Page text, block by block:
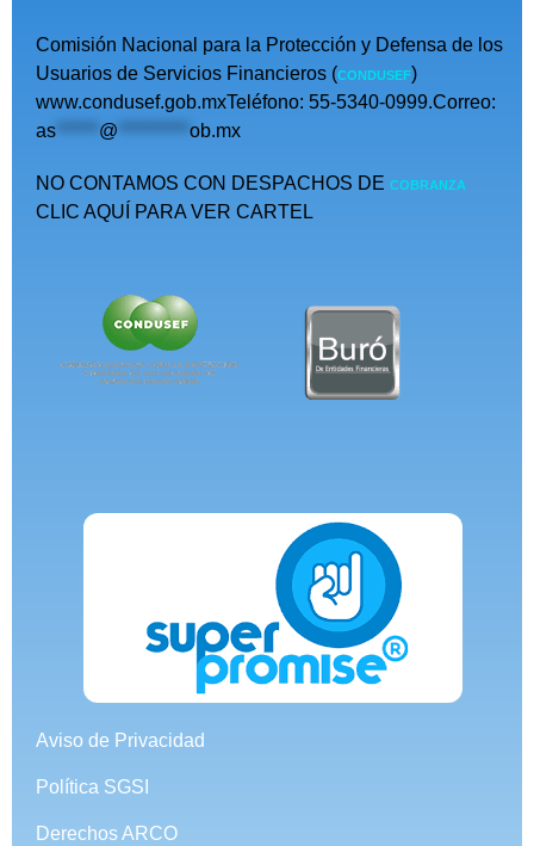
Comisión Nacional para la Protección y Defensa de los
Usuarios de Servicios Financieros (CONDUSEF)
www.condusef.gob.mxTeléfono: 55-5340-0999.Correo:
as ****** @ ********** ob.mx
NO CONTAMOS CON DESPACHOS DE COBRANZA
CLIC AQUÍ PARA VER CARTEL
Aviso de Privacidad
Política SGSI
Derechos ARCO